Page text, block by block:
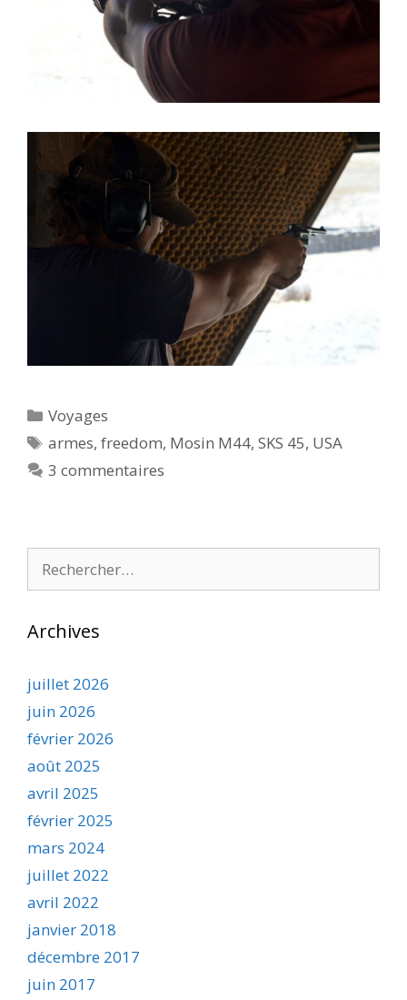
Catégories
Voyages
Étiquettes
armes,freedom, Mosin M44,SKS 45, USA
3 commentaires
Archives
juillet 2026
juin 2026
février 2026
août 2025
avril 2025
février 2025
mars 2024
juillet 2022
avril 2022
janvier 2018
décembre 2017
juin 2017